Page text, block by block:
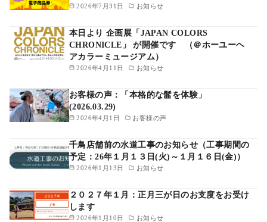
2026年7月31日 お知らせ
2026年4月11日 お知らせ
本日より 企画展「JAPAN COLORS
CHRONICLE」 が開催です （＠ホーユーヘ
アカラーミュージアム）
2026年4月1日 お客様の声
お客様の声：「本格的な髷を体験」
(2026.03.29)
2026年1月13日 お知らせ
千鳥店舗前の水道工事のお知らせ（工事期間の
予定：26年１月１３日(火)～１月１６日(金)）
2026年1月10日 お知らせ
２０２７年１月：正月三が日のお支度をお受け
します